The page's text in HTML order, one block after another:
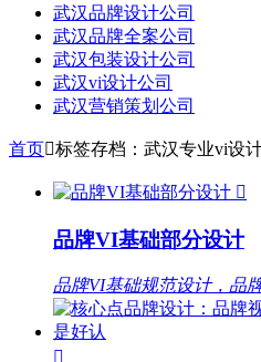
武汉品牌设计公司
武汉品牌全案公司
武汉包装设计公司
武汉vi设计公司
武汉营销策划公司
首页标签存档：武汉专业vi设

品牌VI基础部分设计
品牌VI基础规范设计，品
